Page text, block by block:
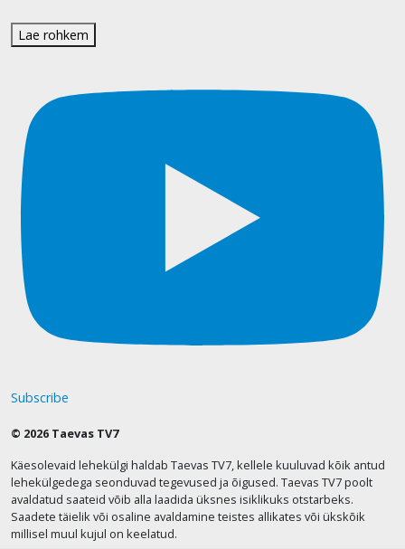
Lae rohkem
Subscribe
© 2026 Taevas TV7
Käesolevaid lehekülgi haldab Taevas TV7, kellele kuuluvad kõik antud
lehekülgedega seonduvad tegevused ja õigused. Taevas TV7 poolt
avaldatud saateid võib alla laadida üksnes isiklikuks otstarbeks.
Saadete täielik või osaline avaldamine teistes allikates või ükskõik
millisel muul kujul on keelatud.